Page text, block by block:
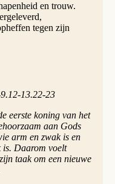
en trouw.
tegen zijn
13.22-23
eerste koning van het
aan Gods
arm en zwak is en
is. Daarom voelt
taak om een nieuwe